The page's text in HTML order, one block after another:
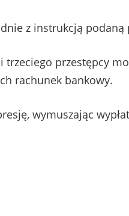
z instrukcją podaną
przestępcy
rachunek bankowy.
wymuszając